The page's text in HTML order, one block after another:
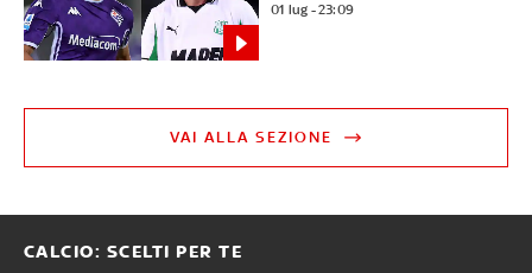
01 lug - 23:09
VAI ALLA SEZIONE
CALCIO: SCELTI PER TE